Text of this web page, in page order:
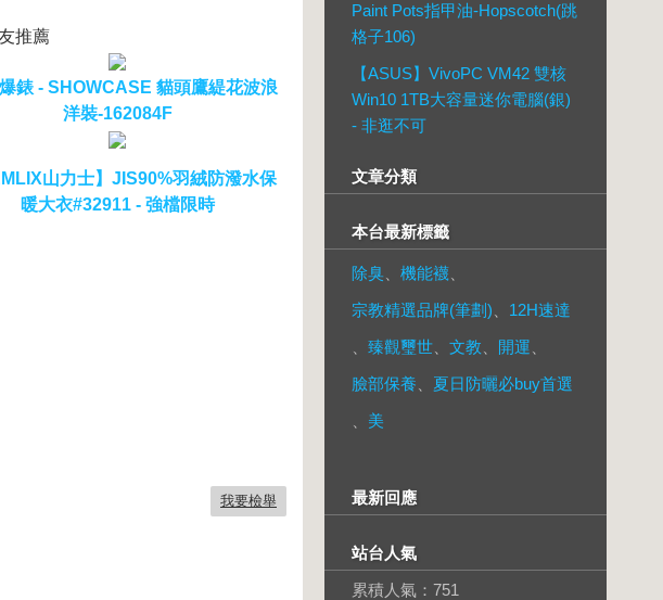
推薦
錶 - SHOWCASE 貓頭鷹緹花波浪
洋裝-162084F
山力士】JIS90%羽絨防潑水保
暖大衣#32911 - 強檔限時
我要檢舉
Paint Pots指甲油-Hopscotch(跳
格子106)
【ASUS】VivoPC VM42 雙核
Win10 1TB大容量迷你電腦(銀)
- 非逛不可
文章分類
本台最新標籤
除臭 機能襪
宗教精選品牌(筆劃)
12H速達
臻觀璽世 文教 開運
臉部保養
夏日防曬必buy首選
美
最新回應
站台人氣
累積人氣： 751